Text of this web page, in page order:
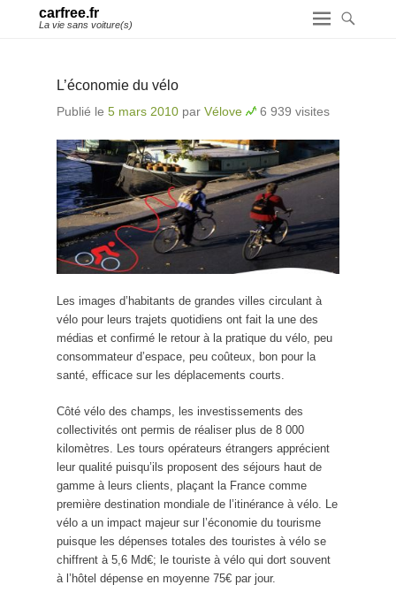
carfree.fr
La vie sans voiture(s)
L’économie du vélo
Publié le 5 mars 2010 par Vélove 6 939 visites
Les images d’habitants de grandes villes circulant à
vélo pour leurs trajets quotidiens ont fait la une des
médias et confirmé le retour à la pratique du vélo, peu
consommateur d’espace, peu coûteux, bon pour la
santé, efficace sur les déplacements courts.
Côté vélo des champs, les investissements des
collectivités ont permis de réaliser plus de 8 000
kilomètres. Les tours opérateurs étrangers apprécient
leur qualité puisqu’ils proposent des séjours haut de
gamme à leurs clients, plaçant la France comme
première destination mondiale de l’itinérance à vélo. Le
vélo a un impact majeur sur l’économie du tourisme
puisque les dépenses totales des touristes à vélo se
chiffrent à 5,6 Md€; le touriste à vélo qui dort souvent
à l’hôtel dépense en moyenne 75€ par jour.